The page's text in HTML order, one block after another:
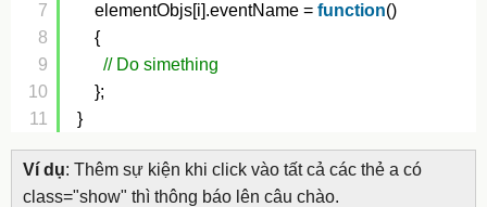
7
8
9
10
11
elementObjs[i].eventName = function()
{
// Do simething
};
}
Ví dụ: Thêm sự kiện khi click vào tất cả các thẻ a có
class="show" thì thông báo lên câu chào.